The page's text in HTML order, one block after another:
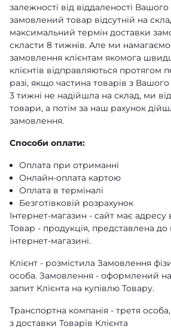
залежності від віддаленості
замовлений товар відсутній на
максимальний термін доставки
скласти 8 тижнів. Але ми
замовлення клієнтам якомога
клієнтів відправляються протягом
разі, якщо частина товарів з
3 тижні не надійшла на склад, ми
товари, а потім за наш рахунок
замовлення.
Способи оплати:
Оплата при отриманні
Онлайн-оплата картою
Оплата в терміналі
Безготівковій розрахунок
Інтернет-магазин - сайт має адресу
Товар - продукція, представлена
інтернет-магазині.
Клієнт - розмістила Замовлення
особа. Замовлення - оформлений
запит Клієнта на купівлю Товару.
Транспортна компанія - третя
з доставки Товарів Клієнта